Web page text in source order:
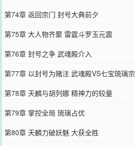
第74章 返回宗门 封号大典前夕
第75章 大人物齐聚 雷霆斗罗玉元震
第76章 封号之争 武魂殿介入
第77章 以封号为赌注 武魂殿VS七宝琉璃宗
第78章 天麟与胡列娜 精神力的较量
第79章 掌控全局 琉璃占优
第80章 天麟力破妖魅 大获全胜